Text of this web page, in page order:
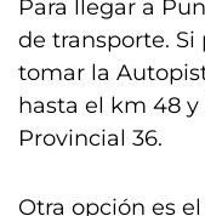
Para llegar a
de transporte. Si
tomar la
hasta el km 48
Provincial 36.
Otra opción es